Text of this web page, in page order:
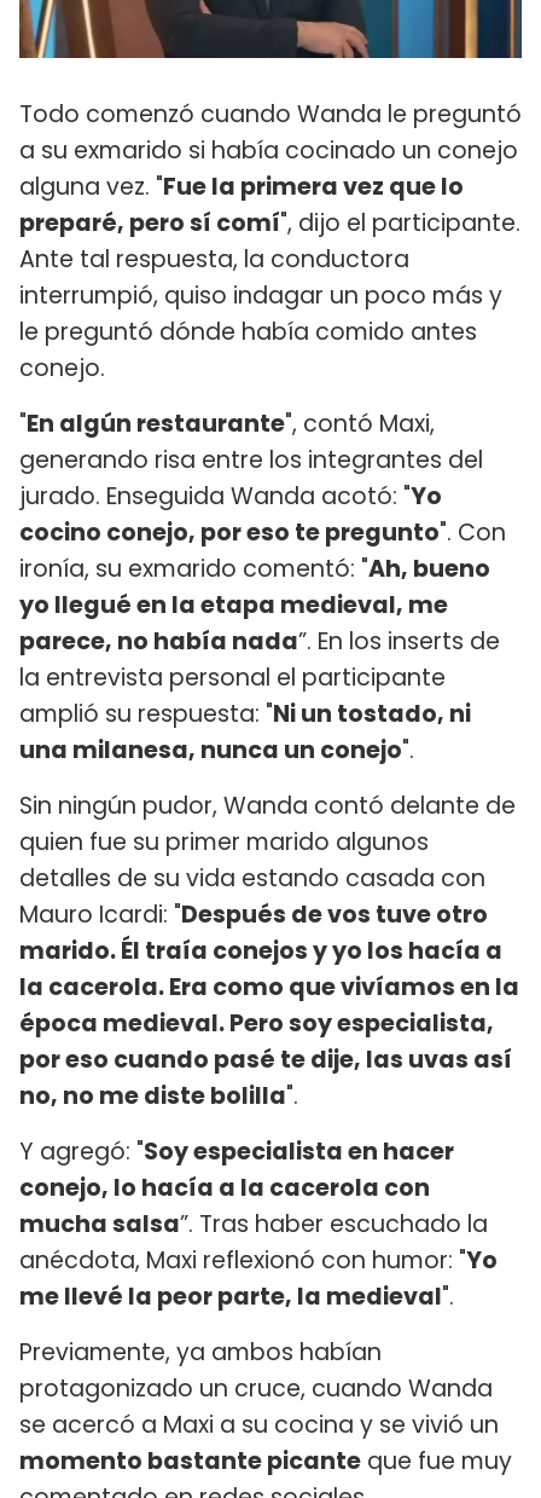
Todo comenzó cuando Wanda le preguntó
a su exmarido si había cocinado un conejo
alguna vez. "Fue la primera vez que lo
preparé, pero sí comí", dijo el participante.
Ante tal respuesta, la conductora
interrumpió, quiso indagar un poco más y
le preguntó dónde había comido antes
conejo.
"En algún restaurante", contó Maxi,
generando risa entre los integrantes del
jurado. Enseguida Wanda acotó: "Yo
cocino conejo, por eso te pregunto". Con
ironía, su exmarido comentó: "Ah, bueno
yo llegué en la etapa medieval, me
parece, no había nada”. En los inserts de
la entrevista personal el participante
amplió su respuesta: "Ni un tostado, ni
una milanesa, nunca un conejo".
Sin ningún pudor, Wanda contó delante de
quien fue su primer marido algunos
detalles de su vida estando casada con
Mauro Icardi: "Después de vos tuve otro
marido. Él traía conejos y yo los hacía a
la cacerola. Era como que vivíamos en la
época medieval. Pero soy especialista,
por eso cuando pasé te dije, las uvas así
no, no me diste bolilla".
Y agregó: "Soy especialista en hacer
conejo, lo hacía a la cacerola con
mucha salsa”. Tras haber escuchado la
anécdota, Maxi reflexionó con humor: "Yo
me llevé la peor parte, la medieval".
Previamente, ya ambos habían
protagonizado un cruce, cuando Wanda
se acercó a Maxi a su cocina y se vivió un
momento bastante picante que fue muy